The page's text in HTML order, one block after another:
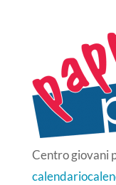
Centro giovani
calendario